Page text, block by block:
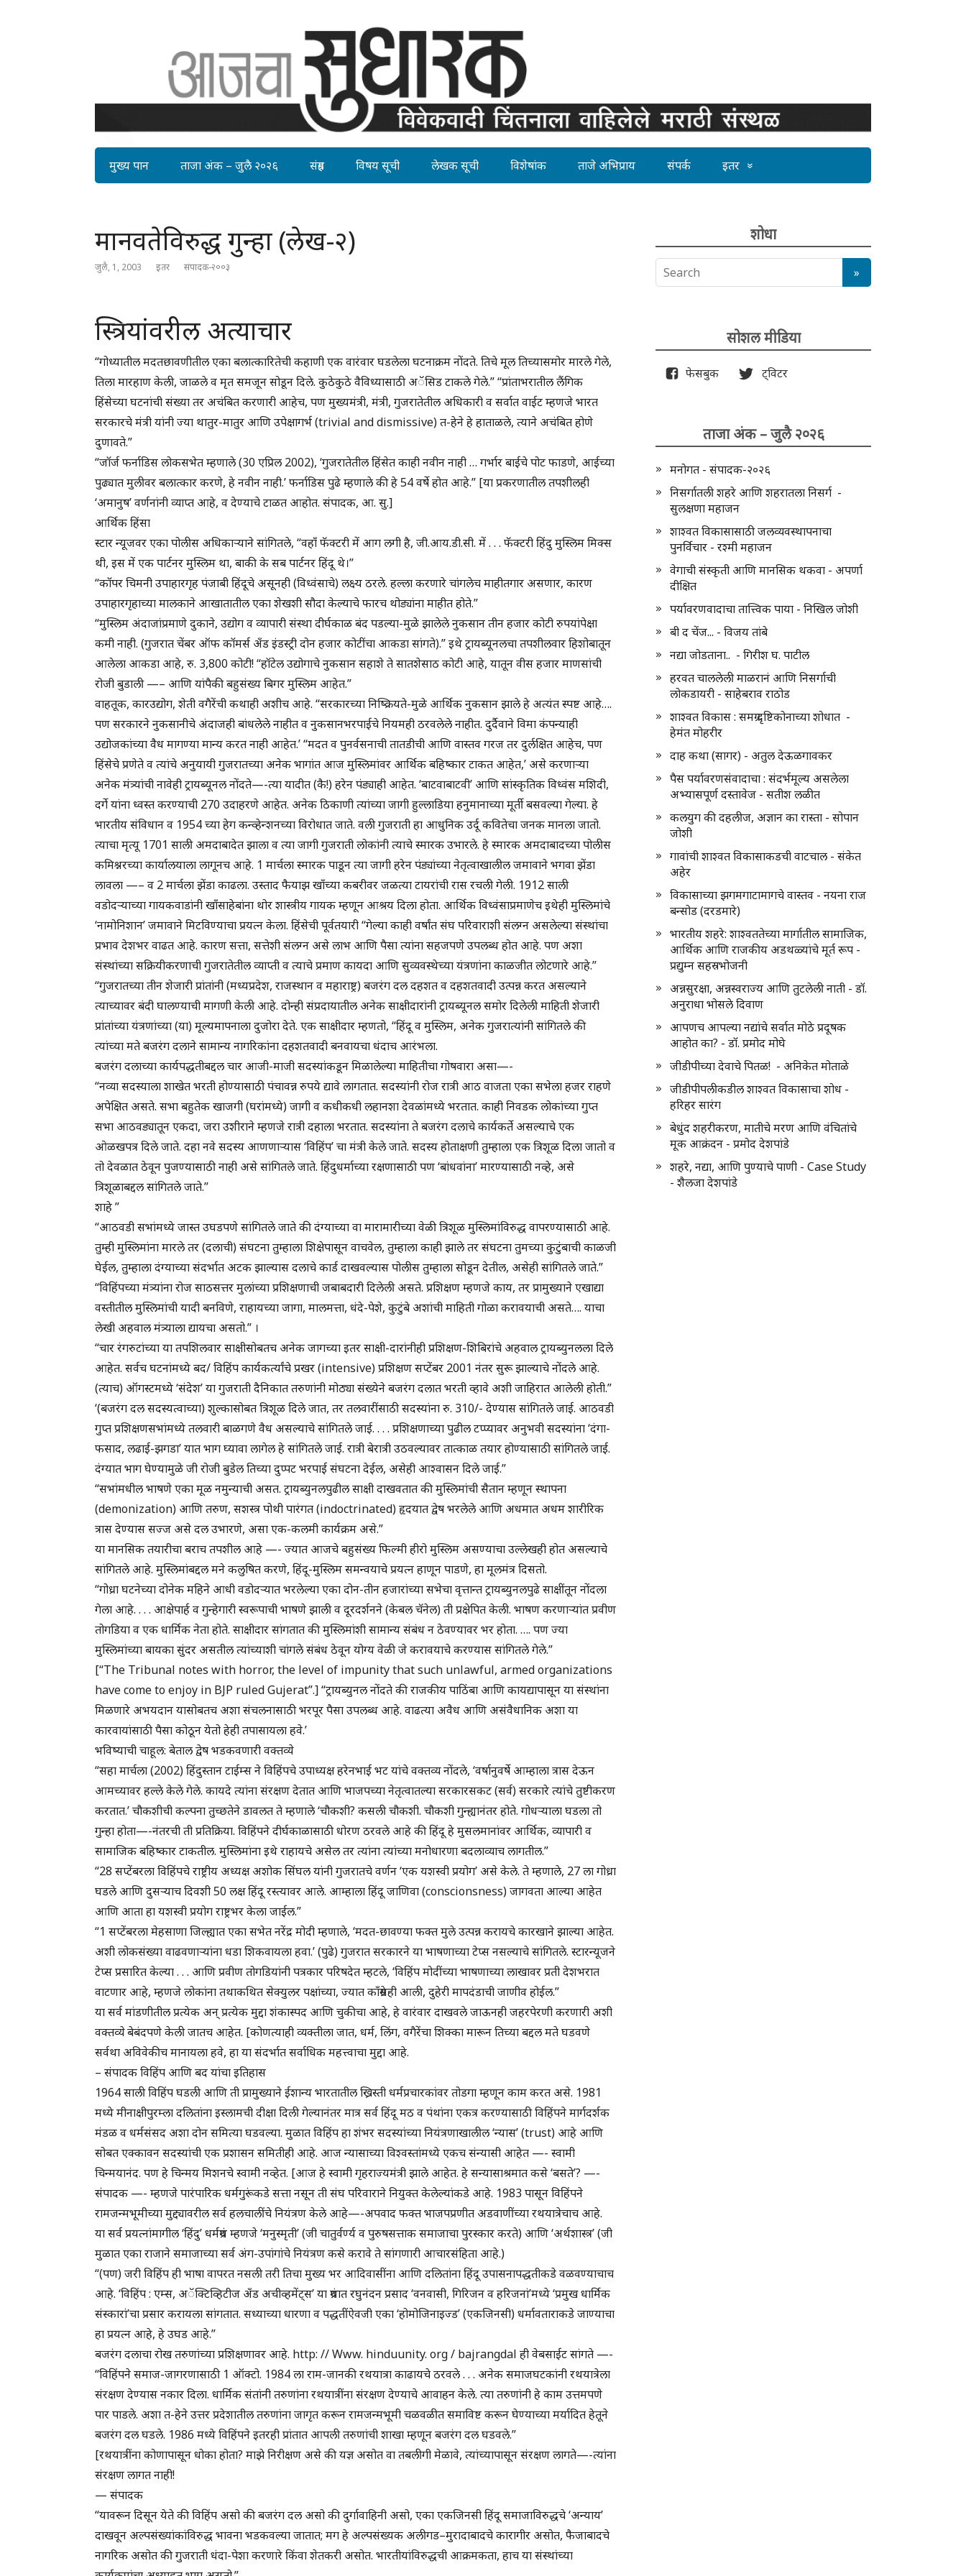
मुख्य पान ताजा अंक – जुलै २०२६ संग्रह विषय सूची लेखक सूची विशेषांक ताजे अभिप्राय संपर्क इतर
मानवतेविरुद्ध गुन्हा (लेख-२)
जुलै, 1, 2003 इतर संपादक-२००३
स्त्रियांवरील अत्याचार
“गोध्यातील मदतछावणीतील एका बलात्कारितेची कहाणी एक वारंवार घडलेला घटनाक्रम नोंदते. तिचे मूल तिच्यासमोर मारले गेले,
तिला मारहाण केली, जाळले व मृत समजून सोडून दिले. कुठेकुठे वैविध्यासाठी अॅसिड टाकले गेले.” “प्रांताभरातील लैंगिक
हिंसेच्या घटनांची संख्या तर अचंबित करणारी आहेच, पण मुख्यमंत्री, मंत्री, गुजरातेतील अधिकारी व सर्वात वाईट म्हणजे भारत
सरकारचे मंत्री यांनी ज्या थातुर-मातुर आणि उपेक्षागर्भ (trivial and dismissive) त-हेने हे हाताळले, त्याने अचंबित होणे
दुणावते.”
“जॉर्ज फर्नाडिस लोकसभेत म्हणाले (30 एप्रिल 2002), ‘गुजरातेतील हिंसेत काही नवीन नाही … गर्भार बाईचे पोट फाडणे, आईच्या
पुढ्यात मुलीवर बलात्कार करणे, हे नवीन नाही.’ फर्नाडिस पुढे म्हणाले की हे 54 वर्षे होत आहे.” [या प्रकरणातील तपशीलही
‘अमानुष’ वर्णनांनी व्याप्त आहे, व देण्याचे टाळत आहोत. संपादक, आ. सु.]
आर्थिक हिंसा
स्टार न्यूजवर एका पोलीस अधिकाऱ्याने सांगितले, “वहाँ फॅक्टरी में आग लगी है, जी.आय.डी.सी. में . . . फॅक्टरी हिंदु मुस्लिम मिक्स
थी, इस में एक पार्टनर मुस्लिम था, बाकी के सब पार्टनर हिंदू थे।”
“कॉपर चिमनी उपाहारगृह पंजाबी हिंदूचे असूनही (विध्वंसाचे) लक्ष्य ठरले. हल्ला करणारे चांगलेच माहीतगार असणार, कारण
उपाहारगृहाच्या मालकाने आखातातील एका शेखशी सौदा केल्याचे फारच थोड्यांना माहीत होते.”
“मुस्लिम अंदाजांप्रमाणे दुकाने, उद्योग व व्यापारी संस्था दीर्घकाळ बंद पडल्या-मुळे झालेले नुकसान तीन हजार कोटी रुपयांपेक्षा
कमी नाही. (गुजरात चेंबर ऑफ कॉमर्स अँड इंडस्ट्री दोन हजार कोटींचा आकडा सांगते).” इथे ट्रायब्यूनलचा तपशीलवार हिशोबातून
आलेला आकडा आहे, रु. 3,800 कोटी! “हॉटेल उद्योगाचे नुकसान सहाशे ते सातशेसाठ कोटी आहे, यातून वीस हजार माणसांची
रोजी बुडाली —– आणि यांपैकी बहुसंख्य बिगर मुस्लिम आहेत.”
वाहतूक, कारउद्योग, शेती वगैरेंची कथाही अशीच आहे. “सरकारच्या निष्क्रियते-मुळे आर्थिक नुकसान झाले हे अत्यंत स्पष्ट आहे….
पण सरकारने नुकसानीचे अंदाजही बांधलेले नाहीत व नुकसानभरपाईचे नियमही ठरवलेले नाहीत. दुर्दैवाने विमा कंपन्याही
उद्योजकांच्या वैध मागण्या मान्य करत नाही आहेत.’ “मदत व पुनर्वसनाची तातडीची आणि वास्तव गरज तर दुर्लक्षित आहेच, पण
हिंसेचे प्रणेते व त्यांचे अनुयायी गुजरातच्या अनेक भागांत आज मुस्लिमांवर आर्थिक बहिष्कार टाकत आहेत,’ असे करणाऱ्या
अनेक मंत्र्यांची नावेही ट्रायब्यूनल नोंदते—-त्या यादीत (कै!) हरेन पंड्याही आहेत. ‘बाटवाबाटवी’ आणि सांस्कृतिक विध्वंस मशिदी,
दर्गे यांना ध्वस्त करण्याची 270 उदाहरणे आहेत. अनेक ठिकाणी त्यांच्या जागी हुल्लाडिया हनुमानाच्या मूर्ती बसवल्या गेल्या. हे
भारतीय संविधान व 1954 च्या हेग कन्व्हेन्शनच्या विरोधात जाते. वली गुजराती हा आधुनिक उर्दू कवितेचा जनक मानला जातो.
त्याचा मृत्यू 1701 साली अमदाबादेत झाला व त्या जागी गुजराती लोकांनी त्याचे स्मारक उभारले. हे स्मारक अमदाबादच्या पोलीस
कमिश्नरच्या कार्यालयाला लागूनच आहे. 1 मार्चला स्मारक पाडून त्या जागी हरेन पंड्यांच्या नेतृत्वाखालील जमावाने भगवा झेंडा
लावला —– व 2 मार्चला झेंडा काढला. उस्ताद फैयाझ खाँच्या कबरीवर जळत्या टायरांची रास रचली गेली. 1912 साली
वडोदऱ्याच्या गायकवाडांनी खाँसाहेबांना थोर शास्त्रीय गायक म्हणून आश्रय दिला होता. आर्थिक विध्वंसाप्रमाणेच इथेही मुस्लिमांचे
‘नामोनिशान’ जमावाने मिटविण्याचा प्रयत्न केला. हिंसेची पूर्वतयारी “गेल्या काही वर्षांत संघ परिवाराशी संलग्न असलेल्या संस्थांचा
प्रभाव देशभर वाढत आहे. कारण सत्ता, सत्तेशी संलग्न असे लाभ आणि पैसा त्यांना सहजपणे उपलब्ध होत आहे. पण अशा
संस्थांच्या सक्रियीकरणाची गुजरातेतील व्याप्ती व त्याचे प्रमाण कायदा आणि सुव्यवस्थेच्या यंत्रणांना काळजीत लोटणारे आहे.”
“गुजरातच्या तीन शेजारी प्रांतांनी (मध्यप्रदेश, राजस्थान व महाराष्ट्र) बजरंग दल दहशत व दहशतवादी उत्पन्न करत असल्याने
त्याच्यावर बंदी घालण्याची मागणी केली आहे. दोन्ही संप्रदायातील अनेक साक्षीदारांनी ट्रायब्यूनल समोर दिलेली माहिती शेजारी
प्रांतांच्या यंत्रणांच्या (या) मूल्यमापनाला दुजोरा देते. एक साक्षीदार म्हणतो, “हिंदू व मुस्लिम, अनेक गुजरात्यांनी सांगितले की
त्यांच्या मते बजरंग दलाने सामान्य नागरिकांना दहशतवादी बनवायचा धंदाच आरंभला.
बजरंग दलाच्या कार्यपद्धतीबद्दल चार आजी-माजी सदस्यांकडून मिळालेल्या माहितीचा गोषवारा असा—-
“नव्या सदस्याला शाखेत भरती होण्यासाठी पंचावन्न रुपये द्यावे लागतात. सदस्यांनी रोज रात्री आठ वाजता एका सभेला हजर राहणे
अपेक्षित असते. सभा बहुतेक खाजगी (घरांमध्ये) जागी व कधीकधी लहानशा देवळांमध्ये भरतात. काही निवडक लोकांच्या गुप्त
सभा आठवड्यातून एकदा, जरा उशीराने म्हणजे रात्री दहाला भरतात. सदस्यांना ते बजरंग दलाचे कार्यकर्ते असल्याचे एक
ओळखपत्र दिले जाते. दहा नवे सदस्य आणणाऱ्यास ‘विहिंप’ चा मंत्री केले जाते. सदस्य होताक्षणी तुम्हाला एक त्रिशूळ दिला जातो व
तो देवळात ठेवून पुजण्यासाठी नाही असे सांगितले जाते. हिंदुधर्माच्या रक्षणासाठी पण ‘बांधवांना’ मारण्यासाठी नव्हे, असे
त्रिशूळाबद्दल सांगितले जाते.”
शाहे ”
“आठवडी सभांमध्ये जास्त उघडपणे सांगितले जाते की दंग्याच्या वा मारामारीच्या वेळी त्रिशूळ मुस्लिमांविरुद्ध वापरण्यासाठी आहे.
तुम्ही मुस्लिमांना मारले तर (दलाची) संघटना तुम्हाला शिक्षेपासून वाचवेल, तुम्हाला काही झाले तर संघटना तुमच्या कुटुंबाची काळजी
घेईल, तुम्हाला दंग्याच्या संदर्भात अटक झाल्यास दलाचे कार्ड दाखवल्यास पोलीस तुम्हाला सोडून देतील, असेही सांगितले जाते.”
“विहिंपच्या मंत्र्यांना रोज साठसत्तर मुलांच्या प्रशिक्षणाची जबाबदारी दिलेली असते. प्रशिक्षण म्हणजे काय, तर प्रामुख्याने एखाद्या
वस्तीतील मुस्लिमांची यादी बनविणे, राहायच्या जागा, मालमत्ता, धंदे-पेशे, कुटुंबे अशांची माहिती गोळा करावयाची असते…. याचा
लेखी अहवाल मंत्र्याला द्यायचा असतो.” ।
“चार रंगरुटांच्या या तपशिलवार साक्षीसोबतच अनेक जागच्या इतर साक्षी-दारांनीही प्रशिक्षण-शिबिरांचे अहवाल ट्रायब्युनलला दिले
आहेत. सर्वच घटनांमध्ये बद/ विहिंप कार्यकर्त्यांचे प्रखर (intensive) प्रशिक्षण सप्टेंबर 2001 नंतर सुरू झाल्याचे नोंदले आहे.
(त्याच) ऑगस्टमध्ये ‘संदेश’ या गुजराती दैनिकात तरुणांनी मोठ्या संख्येने बजरंग दलात भरती व्हावे अशी जाहिरात आलेली होती.”
‘(बजरंग दल सदस्यत्वाच्या) शुल्कासोबत त्रिशूळ दिले जात, तर तलवारींसाठी सदस्यांना रु. 310/- देण्यास सांगितले जाई. आठवडी
गुप्त प्रशिक्षणसभांमध्ये तलवारी बाळगणे वैध असल्याचे सांगितले जाई. . . . प्रशिक्षणाच्या पुढील टप्प्यावर अनुभवी सदस्यांना ‘दंगा-
फसाद, लढाई-झगडा’ यात भाग घ्यावा लागेल हे सांगितले जाई. रात्री बेरात्री उठवल्यावर तात्काळ तयार होण्यासाठी सांगितले जाई.
दंग्यात भाग घेण्यामुळे जी रोजी बुडेल तिच्या दुप्पट भरपाई संघटना देईल, असेही आश्वासन दिले जाई.”
“सभांमधील भाषणे एका मूळ नमुन्याची असत. ट्रायब्युनलपुढील साक्षी दाखवतात की मुस्लिमांची सैतान म्हणून स्थापना
(demonization) आणि तरुण, सशस्त्र पोथी पारंगत (indoctrinated) हृदयात द्वेष भरलेले आणि अधमात अधम शारीरिक
त्रास देण्यास सज्ज असे दल उभारणे, असा एक-कलमी कार्यक्रम असे.”
या मानसिक तयारीचा बराच तपशील आहे —- ज्यात आजचे बहुसंख्य फिल्मी हीरो मुस्लिम असण्याचा उल्लेखही होत असल्याचे
सांगितले आहे. मुस्लिमांबद्दल मने कलुषित करणे, हिंदू-मुस्लिम समन्वयाचे प्रयत्न हाणून पाडणे, हा मूलमंत्र दिसतो.
“गोध्रा घटनेच्या दोनेक महिने आधी वडोदऱ्यात भरलेल्या एका दोन-तीन हजारांच्या सभेचा वृत्तान्त ट्रायब्युनलपुढे साक्षींतून नोंदला
गेला आहे. . . . आक्षेपार्ह व गुन्हेगारी स्वरूपाची भाषणे झाली व दूरदर्शनने (केबल चॅनेल) ती प्रक्षेपित केली. भाषण करणाऱ्यांत प्रवीण
तोगडिया व एक धार्मिक नेता होते. साक्षीदार सांगतात की मुस्लिमांशी सामान्य संबंध न ठेवण्यावर भर होता. …. पण ज्या
मुस्लिमांच्या बायका सुंदर असतील त्यांच्याशी चांगले संबंध ठेवून योग्य वेळी जे करावयाचे करण्यास सांगितले गेले.”
[“The Tribunal notes with horror, the level of impunity that such unlawful, armed organizations
have come to enjoy in BJP ruled Gujerat”.] “ट्रायब्युनल नोंदते की राजकीय पाठिंबा आणि कायद्यापासून या संस्थांना
मिळणारे अभयदान यासोबतच अशा संचलनासाठी भरपूर पैसा उपलब्ध आहे. वाढत्या अवैध आणि असंवैधानिक अशा या
कारवायांसाठी पैसा कोठून येतो हेही तपासायला हवे.’
भविष्याची चाहूल: बेताल द्वेष भडकवणारी वक्तव्ये
“सहा मार्चला (2002) हिंदुस्तान टाईम्स ने विहिंपचे उपाध्यक्ष हरेनभाई भट यांचे वक्तव्य नोंदले, ‘वर्षानुवर्षे आम्हाला त्रास देऊन
आमच्यावर हल्ले केले गेले. कायदे त्यांना संरक्षण देतात आणि भाजपच्या नेतृत्वातल्या सरकारसकट (सर्व) सरकारे त्यांचे तुष्टीकरण
करतात.’ चौकशीची कल्पना तुच्छतेने डावलत ते म्हणाले ‘चौकशी? कसली चौकशी. चौकशी गुन्ह्यानंतर होते. गोधऱ्याला घडला तो
गुन्हा होता—-नंतरची ती प्रतिक्रिया. विहिंपने दीर्घकाळासाठी धोरण ठरवले आहे की हिंदू हे मुसलमानांवर आर्थिक, व्यापारी व
सामाजिक बहिष्कार टाकतील. मुस्लिमांना इथे राहायचे असेल तर त्यांना त्यांच्या मनोधारणा बदलाव्याच लागतील.”
“28 सप्टेंबरला विहिंपचे राष्ट्रीय अध्यक्ष अशोक सिंघल यांनी गुजरातचे वर्णन ‘एक यशस्वी प्रयोग’ असे केले. ते म्हणाले, 27 ला गोध्रा
घडले आणि दुसऱ्याच दिवशी 50 लक्ष हिंदू रस्त्यावर आले. आम्हाला हिंदू जाणिवा (conscionsness) जागवता आल्या आहेत
आणि आता हा यशस्वी प्रयोग राष्ट्रभर केला जाईल.”
“1 सप्टेंबरला मेहसाणा जिल्ह्यात एका सभेत नरेंद्र मोदी म्हणाले, ‘मदत-छावण्या फक्त मुले उत्पन्न करायचे कारखाने झाल्या आहेत.
अशी लोकसंख्या वाढवणाऱ्यांना धडा शिकवायला हवा.’ (पुढे) गुजरात सरकारने या भाषणाच्या टेप्स नसल्याचे सांगितले. स्टारन्यूजने
टेप्स प्रसारित केल्या . . . आणि प्रवीण तोगडियांनी पत्रकार परिषदेत म्हटले, ‘विहिंप मोदींच्या भाषणाच्या लाखावर प्रती देशभरात
वाटणार आहे, म्हणजे लोकांना तथाकथित सेक्युलर पक्षांच्या, ज्यात काँग्रेसही आली, दुहेरी मापदंडाची जाणीव होईल.”
या सर्व मांडणीतील प्रत्येक अन् प्रत्येक मुद्दा शंकास्पद आणि चुकीचा आहे, हे वारंवार दाखवले जाऊनही जहरपेरणी करणारी अशी
वक्तव्ये बेबंदपणे केली जातच आहेत. [कोणत्याही व्यक्तीला जात, धर्म, लिंग, वगैरेंचा शिक्का मारून तिच्या बद्दल मते घडवणे
सर्वथा अविवेकीच मानायला हवे, हा या संदर्भात सर्वाधिक महत्त्वाचा मुद्दा आहे.
– संपादक विहिंप आणि बद यांचा इतिहास
1964 साली विहिंप घडली आणि ती प्रामुख्याने ईशान्य भारतातील ख्रिस्ती धर्मप्रचारकांवर तोडगा म्हणून काम करत असे. 1981
मध्ये मीनाक्षीपुरम्ला दलितांना इस्लामची दीक्षा दिली गेल्यानंतर मात्र सर्व हिंदू मठ व पंथांना एकत्र करण्यासाठी विहिंपने मार्गदर्शक
मंडळ व धर्मसंसद अशा दोन समित्या घडवल्या. मुळात विहिंप हा शंभर सदस्यांच्या नियंत्रणाखालील ‘न्यास’ (trust) आहे आणि
सोबत एक्कावन सदस्यांची एक प्रशासन समितीही आहे. आज न्यासाच्या विश्वस्तांमध्ये एकच संन्यासी आहेत —- स्वामी
चिन्मयानंद. पण हे चिन्मय मिशनचे स्वामी नव्हेत. [आज हे स्वामी गृहराज्यमंत्री झाले आहेत. हे सन्यासाश्रमात कसे ‘बसते’? —-
संपादक —- म्हणजे पारंपारिक धर्मगुरूंकडे सत्ता नसून ती संघ परिवाराने नियुक्त केलेल्यांकडे आहे. 1983 पासून विहिंपने
रामजन्मभूमीच्या मुद्द्यावरील सर्व हलचालींचे नियंत्रण केले आहे—-अपवाद फक्त भाजपप्रणीत अडवाणींच्या रथयात्रेचाच आहे.
या सर्व प्रयत्नांमागील ‘हिंदु’ धर्मग्रंथ म्हणजे ‘मनुस्मृती’ (जी चातुर्वर्ण्य व पुरुषसत्ताक समाजाचा पुरस्कार करते) आणि ‘अर्थशास्त्र’ (जी
मुळात एका राजाने समाजाच्या सर्व अंग-उपांगांचे नियंत्रण कसे करावे ते सांगणारी आचारसंहिता आहे.)
“(पण) जरी विहिंप ही भाषा वापरत नसली तरी तिचा मुख्य भर आदिवासींना आणि दलितांना हिंदू उपासनापद्धतीकडे वळवण्याचाच
आहे. ‘विहिंप : एम्स, अॅक्टिव्हिटीज अँड अचीव्हमेंट्स’ या ग्रंथात रघुनंदन प्रसाद ‘वनवासी, गिरिजन व हरिजनां’मध्ये ‘प्रमुख धार्मिक
संस्कारां’चा प्रसार करायला सांगतात. सध्याच्या धारणा व पद्धतींऐवजी एका ‘होमोजिनाइज्ड’ (एकजिनसी) धर्मावताराकडे जाण्याचा
हा प्रयत्न आहे, हे उघड आहे.”
बजरंग दलाचा रोख तरुणांच्या प्रशिक्षणावर आहे. http: // Www. hinduunity. org / bajrangdal ही वेबसाईट सांगते —-
“विहिंपने समाज-जागरणासाठी 1 ऑक्टो. 1984 ला राम-जानकी रथयात्रा काढायचे ठरवले . . . अनेक समाजघटकांनी रथयात्रेला
संरक्षण देण्यास नकार दिला. धार्मिक संतांनी तरुणांना रथयात्रींना संरक्षण देण्याचे आवाहन केले. त्या तरुणांनी हे काम उत्तमपणे
पार पाडले. अशा त-हेने उत्तर प्रदेशातील तरुणांना जागृत करून रामजन्मभूमी चळवळीत समाविष्ट करून घेण्याच्या मर्यादित हेतूने
बजरंग दल घडले. 1986 मध्ये विहिंपने इतरही प्रांतात आपली तरुणांची शाखा म्हणून बजरंग दल घडवले.”
[रथयात्रींना कोणापासून धोका होता? माझे निरीक्षण असे की यज्ञ असोत वा तबलीगी मेळावे, त्यांच्यापासून संरक्षण लागते—-त्यांना
संरक्षण लागत नाही!
— संपादक
“यावरून दिसून येते की विहिंप असो की बजरंग दल असो की दुर्गावाहिनी असो, एका एकजिनसी हिंदू समाजाविरुद्धचे ‘अन्याय’
दाखवून अल्पसंख्यांकांविरुद्ध भावना भडकवल्या जातात; मग हे अल्पसंख्यक अलीगड–मुरादाबादचे कारागीर असोत, फैजाबादचे
नागरिक असोत की गुजराती धंदा-पेशा करणारे किंवा शेतकरी असोत. भारतीयांविरुद्धची आक्रमकता, हाच या संस्थांच्या
शोधा
सोशल मीडिया
फेसबुक ट्विटर
ताजा अंक – जुलै २०२६
मनोगत - संपादक-२०२६
निसर्गातली शहरे आणि शहरातला निसर्ग -
सुलक्षणा महाजन
शाश्वत विकासासाठी जलव्यवस्थापनाचा
पुनर्विचार - रश्मी महाजन
वेगाची संस्कृती आणि मानसिक थकवा - अपर्णा
दीक्षित
पर्यावरणवादाचा तात्त्विक पाया - निखिल जोशी
बी द चेंज... - विजय तांबे
नद्या जोडताना.. - गिरीश घ. पाटील
हरवत चाललेली माळरानं आणि निसर्गाची
लोकडायरी - साहेबराव राठोड
शाश्वत विकास : समग्र दृष्टिकोनाच्या शोधात -
हेमंत मोहरीर
दाह कथा (सागर) - अतुल देऊळगावकर
पैस पर्यावरणसंवादाचा : संदर्भमूल्य असलेला
अभ्यासपूर्ण दस्तावेज - सतीश लळीत
कलयुग की दहलीज, अज्ञान का रास्ता - सोपान
जोशी
गावांची शाश्वत विकासाकडची वाटचाल - संकेत
अहेर
विकासाच्या झगमगाटामागचे वास्तव - नयना राज
बन्सोड (दरडमारे)
भारतीय शहरे: शाश्वततेच्या मार्गातील सामाजिक,
आर्थिक आणि राजकीय अडथळ्यांचे मूर्त रूप -
प्रद्युम्न सहस्रभोजनी
अन्नसुरक्षा, अन्नस्वराज्य आणि तुटलेली नाती - डॉ.
अनुराधा भोसले दिवाण
आपणच आपल्या नद्यांचे सर्वात मोठे प्रदूषक
आहोत का? - डॉ. प्रमोद मोघे
जीडीपीच्या देवाचे पितळ! - अनिकेत मोताळे
जीडीपीपलीकडील शाश्वत विकासाचा शोध -
हरिहर सारंग
बेधुंद शहरीकरण, मातीचे मरण आणि वंचितांचे
मूक आक्रंदन - प्रमोद देशपांडे
शहरे, नद्या, आणि पुण्याचे पाणी - Case Study
- शैलजा देशपांडे